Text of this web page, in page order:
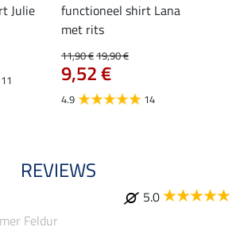
Julie
11
functioneel shirt Lana
met rits
11,90 €19,90 €
9,52 €
4.9 14
REVIEWS
5.0
Feldur